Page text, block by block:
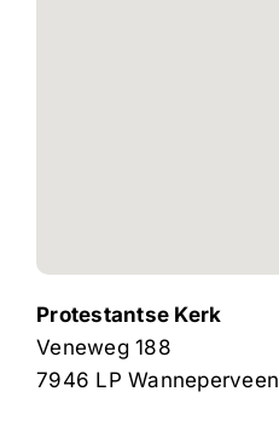
Protestantse Kerk
Veneweg 188
7946 LPWanneperveen